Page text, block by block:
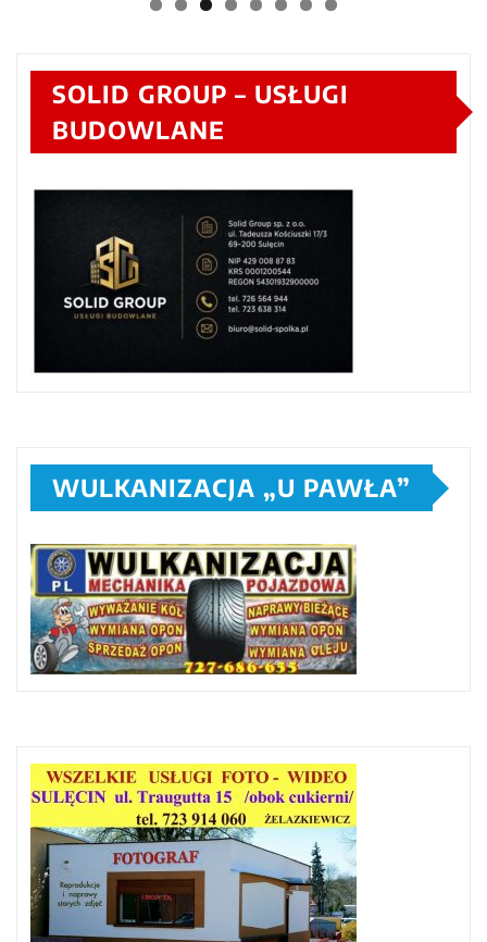
SOLID GROUP – USŁUGI
BUDOWLANE
WULKANIZACJA „U PAWŁA”